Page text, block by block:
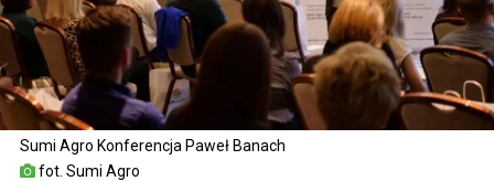
Sumi Agro Konferencja Paweł Banach
fot. Sumi Agro